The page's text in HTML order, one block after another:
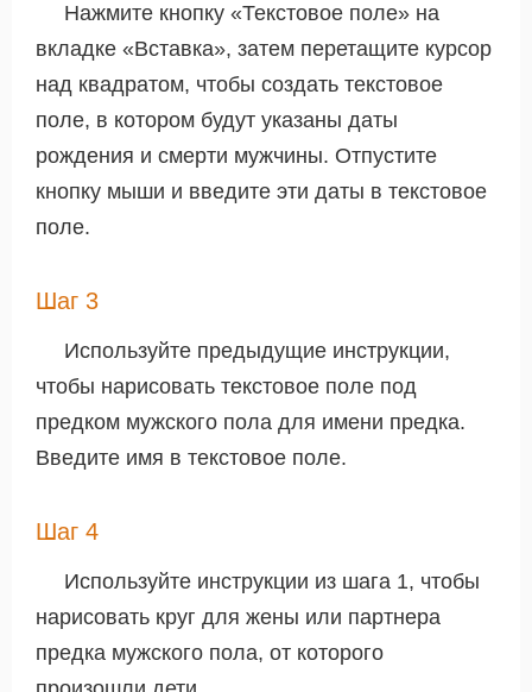
Нажмите кнопку «Текстовое поле» на
вкладке «Вставка», затем перетащите курсор
над квадратом, чтобы создать текстовое
поле, в котором будут указаны даты
рождения и смерти мужчины. Отпустите
кнопку мыши и введите эти даты в текстовое
поле.
Шаг 3
Используйте предыдущие инструкции,
чтобы нарисовать текстовое поле под
предком мужского пола для имени предка.
Введите имя в текстовое поле.
Шаг 4
Используйте инструкции из шага 1, чтобы
нарисовать круг для жены или партнера
предка мужского пола, от которого